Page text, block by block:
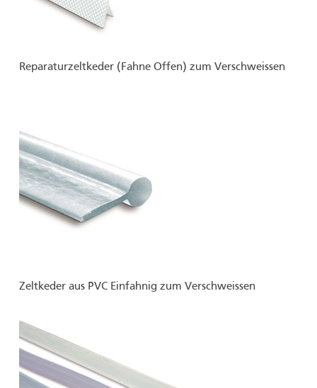
Reparaturzeltkeder (Fahne Offen) zum Verschweissen
Zeltkeder aus PVC Einfahnig zum Verschweissen